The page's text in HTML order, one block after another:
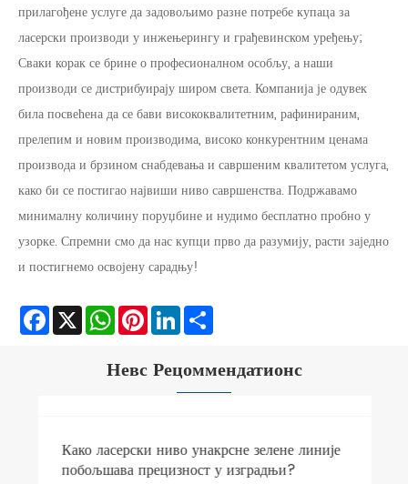
прилагођене услуге да задовољимо разне потребе купаца за
ласерски производи у инжењерингу и грађевинском уређењу;
Сваки корак се брине о професионалном особљу, а наши
производи се дистрибуирају широм света. Компанија је одувек
била посвећена да се бави висококвалитетним, рафинираним,
прелепим и новим производима, високо конкурентним ценама
производа и брзином снабдевања и савршеним квалитетом услуга,
како би се постигао највиши ниво савршенства. Подржавамо
минималну количину поруџбине и нудимо бесплатно пробно у
узорке. Спремни смо да нас купци прво да разумију, расти заједно
и постигнемо освојену сарадњу!
Facebook
X WhatsApp
Pinterest
LinkedIn
Невс Рецоммендатионс
Како ласерски ниво унакрсне зелене линије
побољшава прецизност у изградњи?